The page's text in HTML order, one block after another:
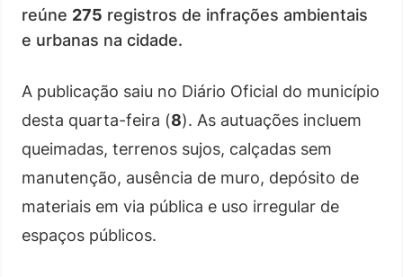
reúne 275 registros de infrações ambientais
e urbanas na cidade.
A publicação saiu no Diário Oficial do município
desta quarta-feira (8). As autuações incluem
queimadas, terrenos sujos, calçadas sem
manutenção, ausência de muro, depósito de
materiais em via pública e uso irregular de
espaços públicos.